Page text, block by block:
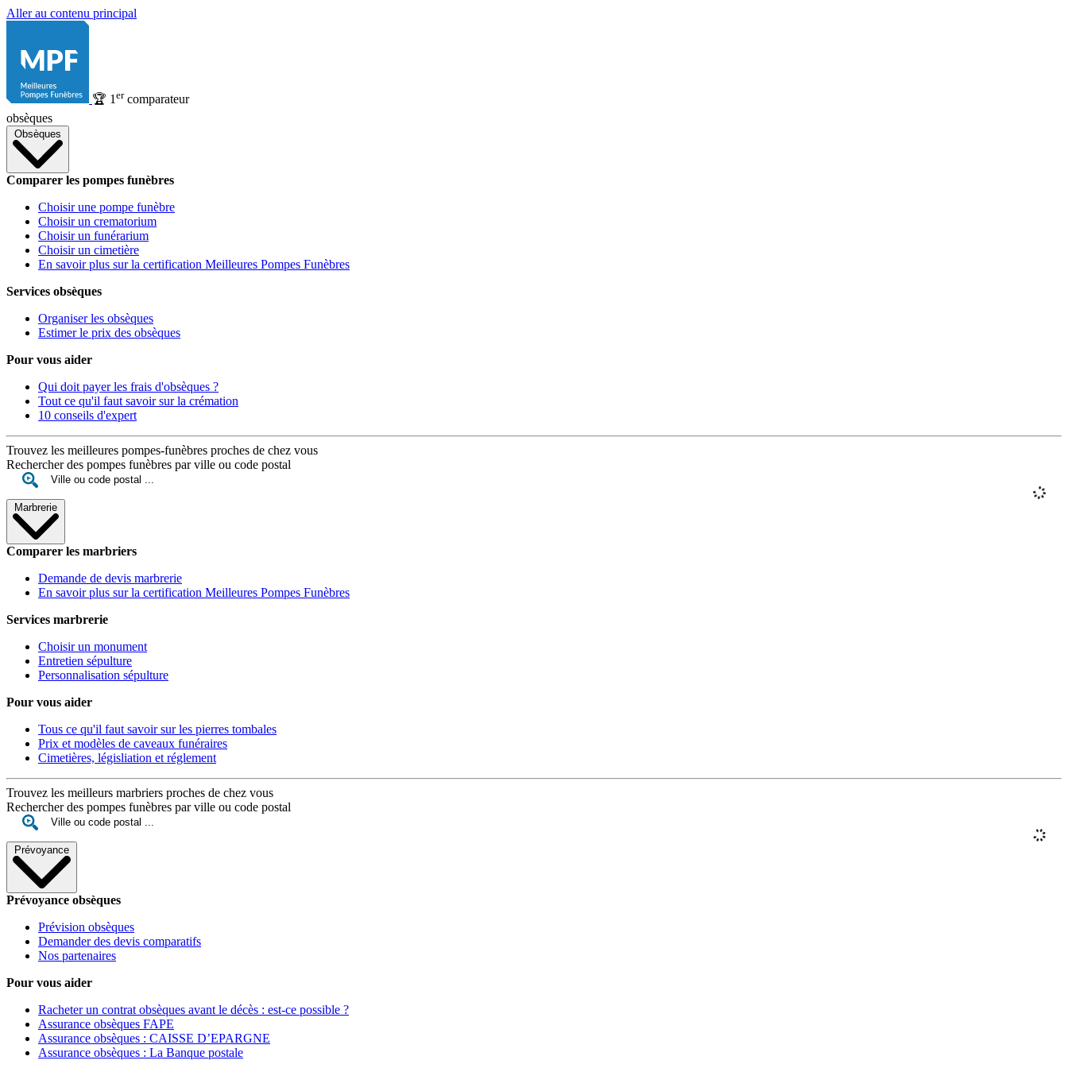
Aller au contenu principal
🏆 1 ercomparateur
obsèques
Obsèques
Comparer les pompes funèbres
Choisir une pompe funèbre
Choisir un crematorium
Choisir un funérarium
Choisir un cimetière
En savoir plus sur la certification Meilleures Pompes Funèbres
Services obsèques
Organiser les obsèques
Estimer le prix des obsèques
Pour vous aider
Qui doit payer les frais d'obsèques ?
Tout ce qu'il faut savoir sur la crémation
10 conseils d'expert
Trouvez les meilleures pompes-funèbres proches de chez vous
Rechercher des pompes funèbres par ville ou code postal
Marbrerie
Comparer les marbriers
Demande de devis marbrerie
En savoir plus sur la certification Meilleures Pompes Funèbres
Services marbrerie
Choisir un monument
Entretien sépulture
Personnalisation sépulture
Pour vous aider
Tous ce qu'il faut savoir sur les pierres tombales
Prix et modèles de caveaux funéraires
Cimetières, législiation et réglement
Trouvez les meilleurs marbriers proches de chez vous
Rechercher des pompes funèbres par ville ou code postal
Prévoyance
Prévoyance obsèques
Prévision obsèques
Demander des devis comparatifs
Nos partenaires
Pour vous aider
Racheter un contrat obsèques avant le décès : est-ce possible ?
Assurance obsèques FAPE
Assurance obsèques : CAISSE D’EPARGNE
Assurance obsèques : La Banque postale